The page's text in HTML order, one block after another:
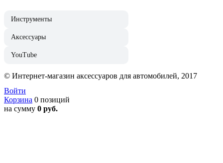
Инструменты
Аксессуары
YouTube
© Интернет-магазин аксессуаров для автомобилей, 2017
Войти
Корзина 0 позиций
на сумму 0 руб.